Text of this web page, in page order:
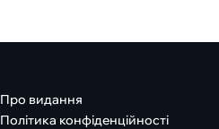
Про видання
Політика конфіденційності